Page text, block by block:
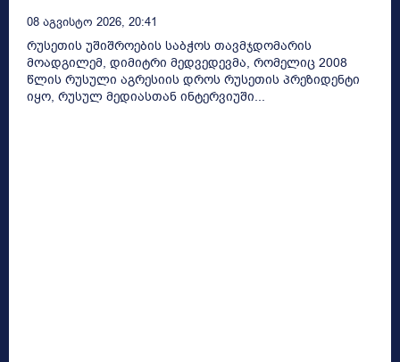
08 Აგვისტო 2026, 20:41
რუსეთის უშიშროების საბჭოს თავმჯდომარის
მოადგილემ, დიმიტრი მედვედევმა, რომელიც 2008
წლის რუსული აგრესიის დროს რუსეთის პრეზიდენტი
იყო, რუსულ მედიასთან ინტერვიუში...